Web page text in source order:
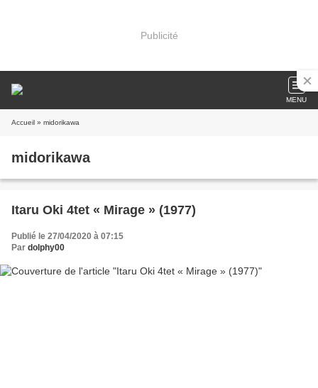
Publicité
MENU
Accueil » midorikawa
midorikawa
Itaru Oki 4tet « Mirage » (1977)
Publié le 27/04/2020 à 07:15
Par dolphy00